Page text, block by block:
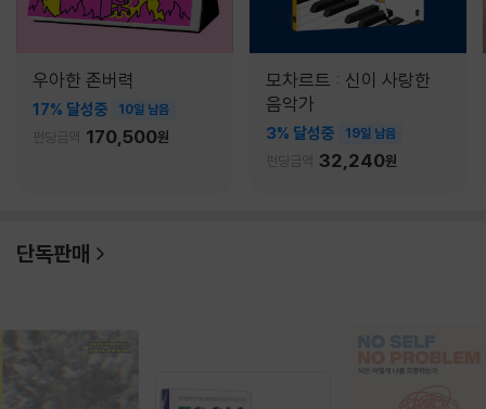
우아한 존버력
17% 달성중 10일 남음
펀딩금액 170,500원
모차르트 : 신이 사랑한
음악가
3% 달성중 19일 남음
펀딩금액 32,240원
단독판매